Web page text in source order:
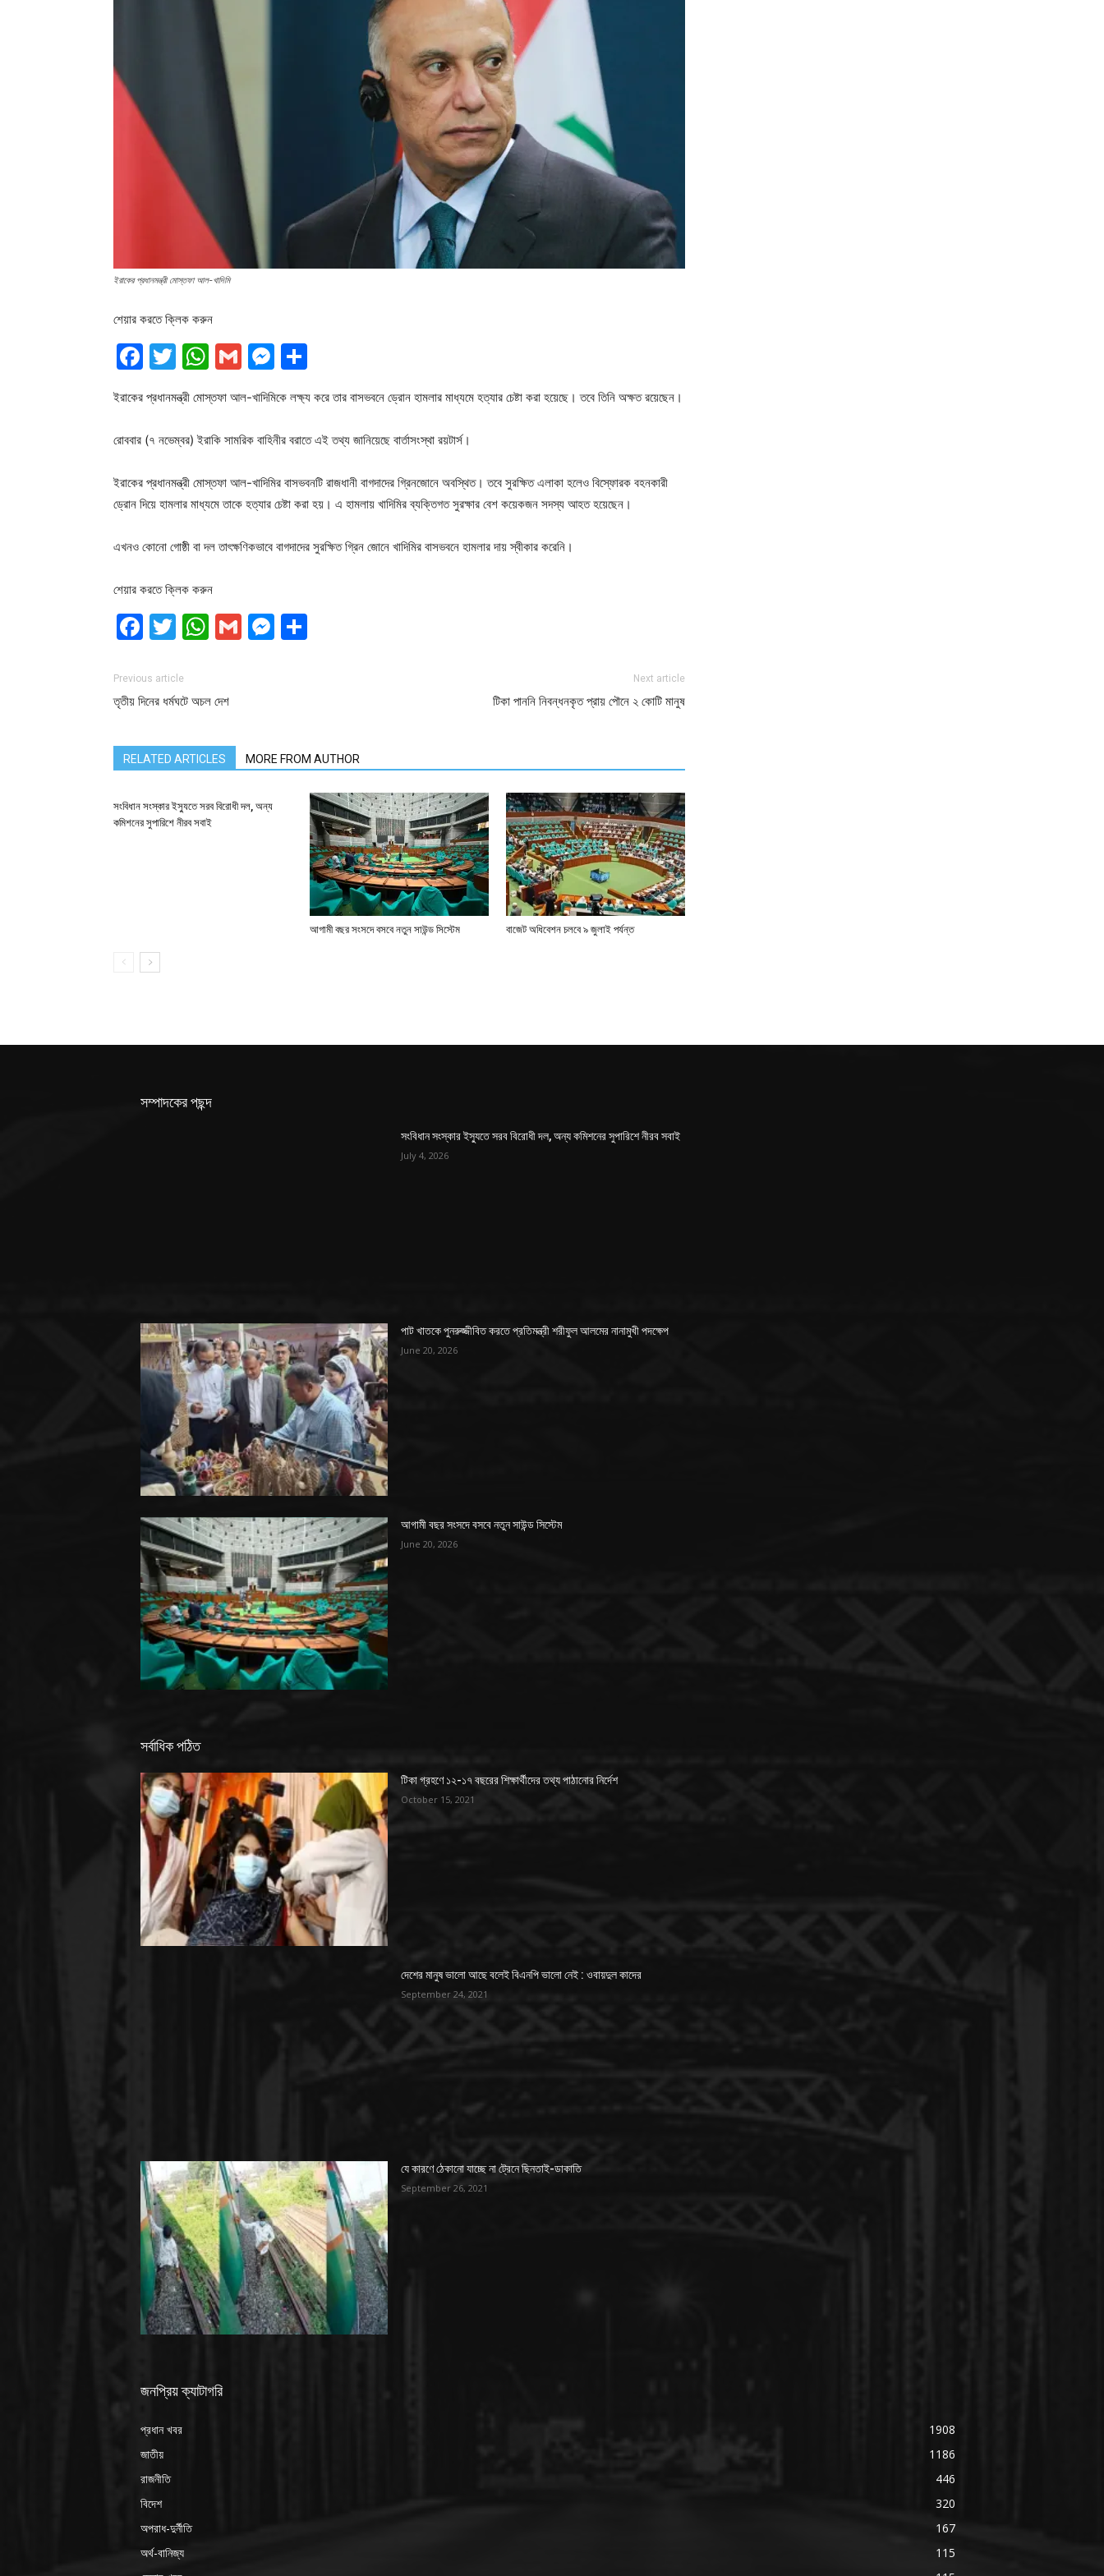
ইরাকের প্রধানমন্ত্রী মোস্তফা আল-খাদিমি
শেয়ার করতে ক্লিক করুন
Facebook
Twitter
WhatsApp
GmailMessenger
ইরাকের প্রধানমন্ত্রী মোস্তফা আল-খাদিমিকে লক্ষ্য করে তার বাসভবনে ড্রোন হামলার মাধ্যমে হত্যার চেষ্টা করা হয়েছে। তবে তিনি অক্ষত রয়েছেন।
রোববার (৭ নভেম্বর) ইরাকি সামরিক বাহিনীর বরাতে এই তথ্য জানিয়েছে বার্তাসংস্থা রয়টার্স।
ইরাকের প্রধানমন্ত্রী মোস্তফা আল-খাদিমির বাসভবনটি রাজধানী বাগদাদের গ্রিনজোনে অবস্থিত। তবে সুরক্ষিত এলাকা হলেও বিস্ফোরক বহনকারী
ড্রোন দিয়ে হামলার মাধ্যমে তাকে হত্যার চেষ্টা করা হয়। এ হামলায় খাদিমির ব্যক্তিগত সুরক্ষার বেশ কয়েকজন সদস্য আহত হয়েছেন।
এখনও কোনো গোষ্ঠী বা দল তাৎক্ষণিকভাবে বাগদাদের সুরক্ষিত গ্রিন জোনে খাদিমির বাসভবনে হামলার দায় স্বীকার করেনি।
শেয়ার করতে ক্লিক করুন
Facebook
Twitter
WhatsApp
GmailMessenger
Previous article
তৃতীয় দিনের ধর্মঘটে অচল দেশ
Next article
টিকা পাননি নিবন্ধনকৃত প্রায় পৌনে ২ কোটি মানুষ
RELATED ARTICLES MORE FROM AUTHOR
সংবিধান সংস্কার ইস্যুতে সরব বিরোধী দল, অন্য
কমিশনের সুপারিশে নীরব সবাই
আগামী বছর সংসদে বসবে নতুন সাউন্ড সিস্টেম বাজেট অধিবেশন চলবে ৯ জুলাই পর্যন্ত
সম্পাদকের পছন্দ
সংবিধান সংস্কার ইস্যুতে সরব বিরোধী দল, অন্য কমিশনের সুপারিশে নীরব সবাই
July 4, 2026
পাট খাতকে পুনরুজ্জীবিত করতে প্রতিমন্ত্রী শরীফুল আলমের নানামুখী পদক্ষেপ
June 20, 2026
আগামী বছর সংসদে বসবে নতুন সাউন্ড সিস্টেম
June 20, 2026
সর্বাধিক পঠিত
টিকা গ্রহণে ১২-১৭ বছরের শিক্ষার্থীদের তথ্য পাঠানোর নির্দেশ
October 15, 2021
দেশের মানুষ ভালো আছে বলেই বিএনপি ভালো নেই : ওবায়দুল কাদের
September 24, 2021
যে কারণে ঠেকানো যাচ্ছে না ট্রেনে ছিনতাই-ডাকাতি
September 26, 2021
জনপ্রিয় ক্যাটাগরি
প্রধান খবর
1908
জাতীয়
1186
রাজনীতি
446
বিদেশ
320
অপরাধ-দুর্নীতি
167
অর্থ-বানিজ্য
115